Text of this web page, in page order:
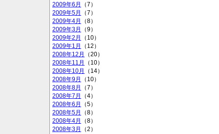
2009年6月
（7）
2009年5月
（7）
2009年4月
（8）
2009年3月
（9）
2009年2月
（10）
2009年1月
（12）
2008年12月
（20）
2008年11月
（10）
2008年10月
（14）
2008年9月
（10）
2008年8月
（7）
2008年7月
（4）
2008年6月
（5）
2008年5月
（8）
2008年4月
（8）
2008年3月
（2）